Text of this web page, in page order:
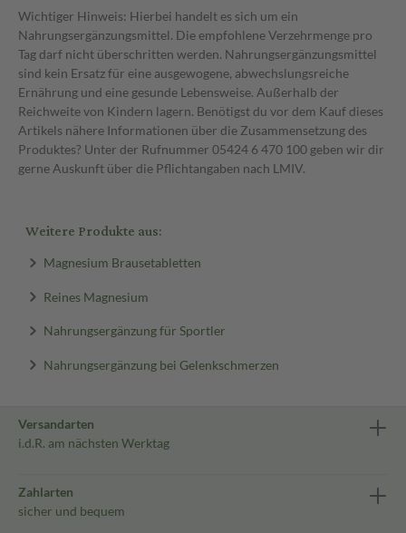
Wichtiger Hinweis: Hierbei handelt es sich um ein
Nahrungsergänzungsmittel. Die empfohlene Verzehrmenge pro
Tag darf nicht überschritten werden. Nahrungsergänzungsmittel
sind kein Ersatz für eine ausgewogene, abwechslungsreiche
Ernährung und eine gesunde Lebensweise. Außerhalb der
Reichweite von Kindern lagern. Benötigst du vor dem Kauf dieses
Artikels nähere Informationen über die Zusammensetzung des
Produktes? Unter der Rufnummer 05424 6 470 100 geben wir dir
gerne Auskunft über die Pflichtangaben nach LMIV.
Weitere Produkte aus:
Magnesium Brausetabletten
Reines Magnesium
Nahrungsergänzung für Sportler
Nahrungsergänzung bei Gelenkschmerzen
Versandarten
i.d.R. am nächsten Werktag
Zahlarten
sicher und bequem